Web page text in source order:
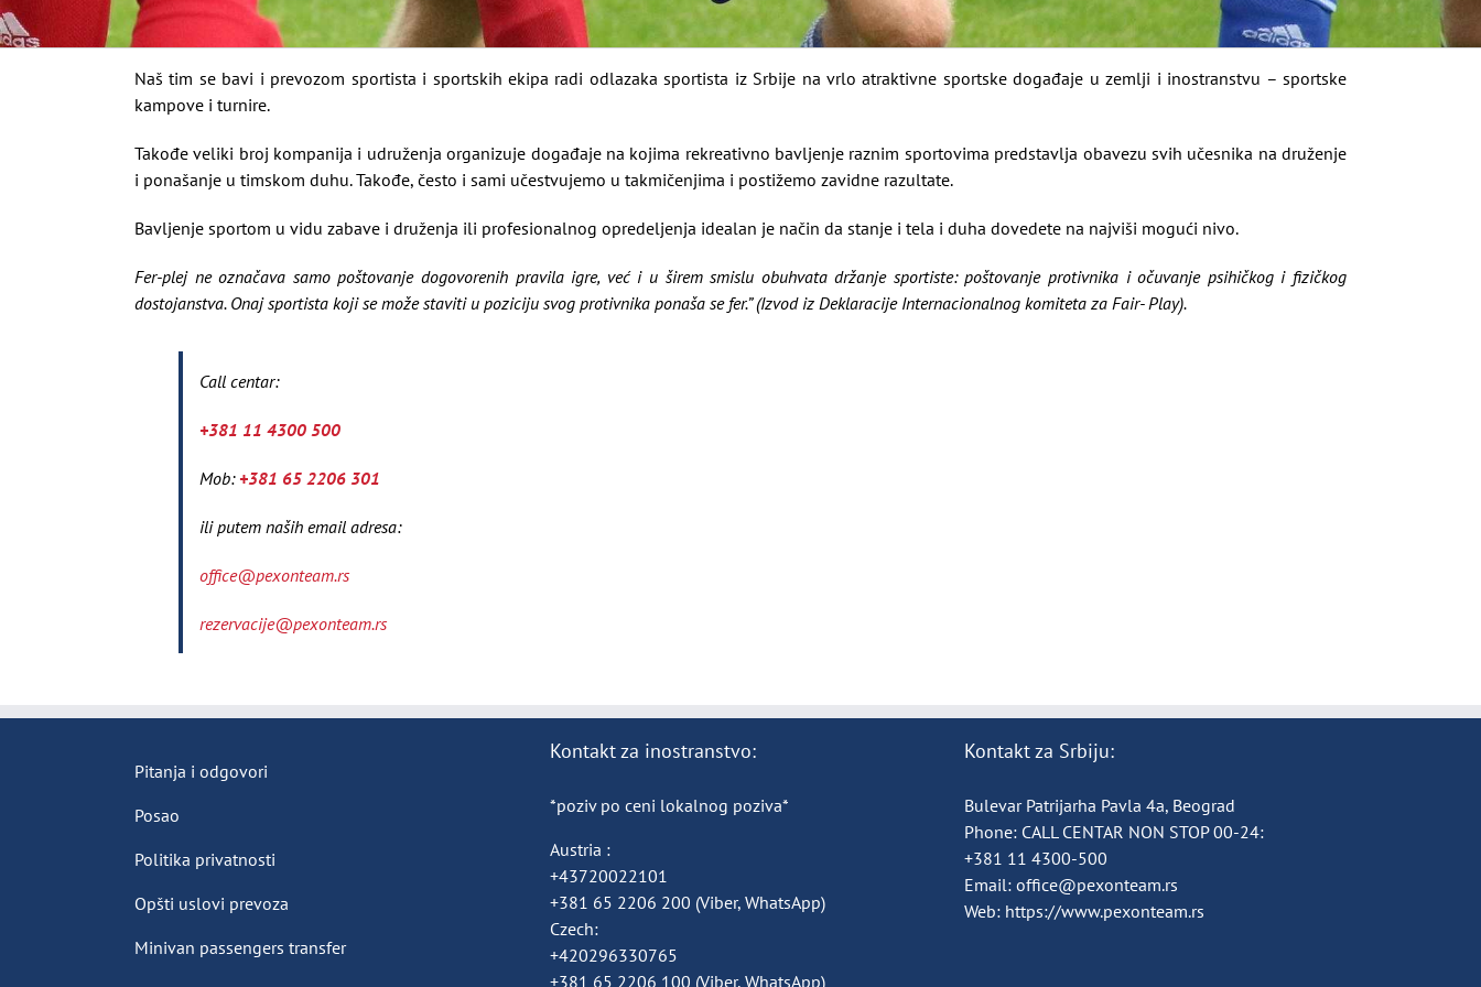
Naš tim se bavi i prevozom sportista i sportskih ekipa radi odlazaka sportista iz Srbije na vrlo atraktivne sportske događaje u zemlji i inostranstvu – sportske
kampove i turnire.
Takođe veliki broj kompanija i udruženja organizuje događaje na kojima rekreativno bavljenje raznim sportovima predstavlja obavezu svih učesnika na druženje
i ponašanje u timskom duhu. Takođe, često i sami učestvujemo u takmičenjima i postižemo zavidne razultate.
Bavljenje sportom u vidu zabave i druženja ili profesionalnog opredeljenja idealan je način da stanje i tela i duha dovedete na najviši mogući nivo.
Fer-plej ne označava samo poštovanje dogovorenih pravila igre, već i u širem smislu obuhvata držanje sportiste: poštovanje protivnika i očuvanje psihičkog i fizičkog
dostojanstva. Onaj sportista koji se može staviti u poziciju svog protivnika ponaša se fer.” (Izvod iz Deklaracije Internacionalnog komiteta za Fair- Play).
Call centar:
+381 11 4300 500
Mob: +381 65 2206 301
ili putem naših email adresa:
office@pexonteam.rs
rezervacije@pexonteam.rs
Pitanja i odgovori
Posao
Politika privatnosti
Opšti uslovi prevoza
Minivan passengers transfer
Kontakt za inostranstvo:
*poziv po ceni lokalnog poziva*
Austria :
+43720022101
+381 65 2206 200 (Viber, WhatsApp)
Czech:
+420296330765
+381 65 2206 100 (Viber, WhatsApp)
Kontakt za Srbiju:
Bulevar Patrijarha Pavla 4a, Beograd
Phone: CALL CENTAR NON STOP 00-24:
+381 11 4300-500
Email:office@pexonteam.rs
Web: https://www.pexonteam.rs